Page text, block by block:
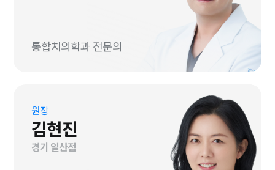
통합치의학과 전문의
원장
김현진
경기 일산점